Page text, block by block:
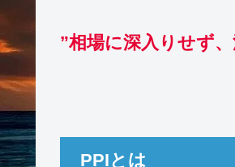
このブログでは 「FXを投